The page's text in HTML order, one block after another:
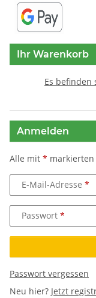
Ihr Warenkorb
Es befinden
Anmelden
Alle mit *
E-Mail-Adresse
Passwort
Passwort vergessen
Neu hier? Jetzt